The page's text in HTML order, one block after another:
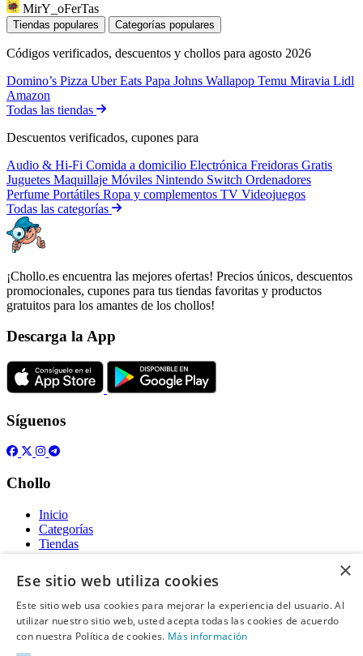
MirY_oFerTas
Tiendas populares Categorías populares
Códigos verificados, descuentos y chollos para agosto 2026
Domino’s Pizza Uber Eats Papa Johns Wallapop Temu Miravia Lidl
Amazon
Todas las tiendas
Descuentos verificados, cupones para
Audio & Hi-Fi Comida a domicilio Electrónica Freidoras Gratis
Juguetes Maquillaje Móviles Nintendo Switch Ordenadores
Perfume Portátiles Ropa y complementos TV Videojuegos
Todas las categorías
¡Chollo.es encuentra las mejores ofertas! Precios únicos, descuentos
promocionales, cupones para tus tiendas favoritas y productos
gratuitos para los amantes de los chollos!
Descarga la App
Síguenos
Chollo
Inicio
Categorías
Tiendas
Gratis
Acerca de
Sobre nosotros
Contacto
×
Ese sitio web utiliza cookies
Este sitio web usa cookies para mejorar la experiencia del usuario. Al
utilizar nuestro sitio web, usted acepta todas las cookies de acuerdo
con nuestra Política de cookies. Más información